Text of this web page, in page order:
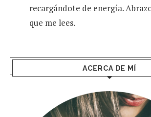
recargándote de energía.
que me lees.
ACERCA DE MÍ